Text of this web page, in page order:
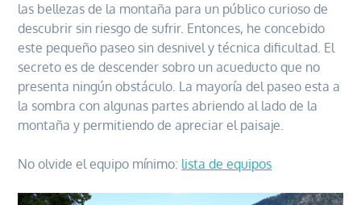
las bellezas de la montaña para un público curioso de
descubrir sin riesgo de sufrir. Entonces, he concebido
este pequeño paseo sin desnivel y técnica dificultad. El
secreto es de descender sobro un acueducto que no
presenta ningún obstáculo. La mayoría del paseo esta a
la sombra con algunas partes abriendo al lado de la
montaña y permitiendo de apreciar el paisaje.
No olvide el equipo mínimo: lista de equipos